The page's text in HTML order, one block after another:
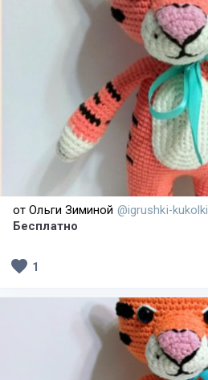
от Ольги Зиминой @igrushki-kukolki
Бесплатно
favorite 1